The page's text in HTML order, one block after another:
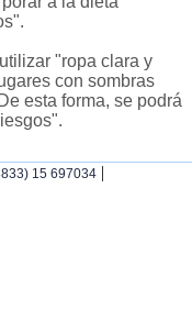
"ropa clara y
con sombras
esta forma, se podrá
15 697034 |